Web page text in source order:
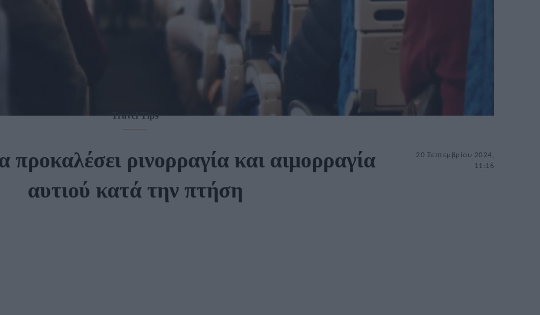
Travel Tips
προκαλέσει ρινορραγία και αιμορραγία
αυτιού κατά την πτήση
20 Σεπτεμβρίου 2024,
11:16